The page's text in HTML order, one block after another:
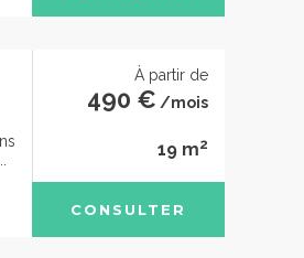
À partir de
490 € /mois
19 m2
CONSULTER